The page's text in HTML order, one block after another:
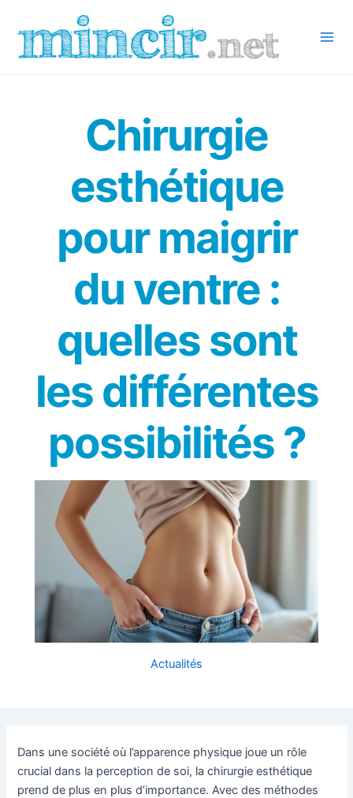
contenu
Chirurgie
esthétique
pour maigrir
du ventre :
quelles sont
les différentes
possibilités ?
Actualités
Dans une société où l’apparence physique joue un rôle
crucial dans la perception de soi, la chirurgie esthétique
prend de plus en plus d’importance. Avec des méthodes